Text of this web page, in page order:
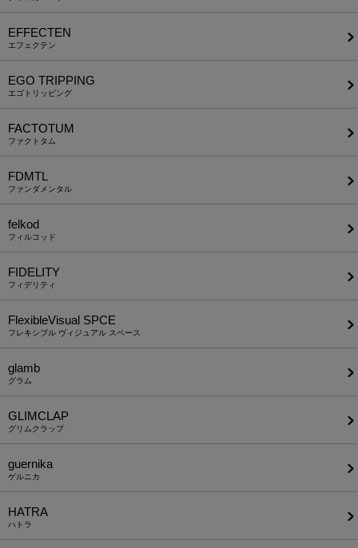
EFFECTEN
エフェクテン
EGO TRIPPING
エゴトリッピング
FACTOTUM
ファクトタム
FDMTL
ファンダメンタル
felkod
フィルコッド
FIDELITY
フィデリティ
FlexibleVisual SPCE
フレキシブル ヴィジュアル スペース
glamb
グラム
GLIMCLAP
グリムクラップ
guernika
ゲルニカ
HATRA
ハトラ